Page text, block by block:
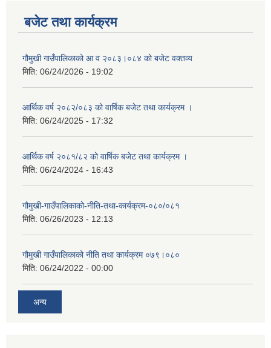
बजेट तथा कार्यक्रम
गौमुखी गाउँपालिकाको आ व २०८३।०८४ को बजेट वक्तव्य
मिति: 06/24/2026 - 19:02
आर्थिक वर्ष २०८२/०८३ को वार्षिक बजेट तथा कार्यक्रम ।
मिति: 06/24/2025 - 17:32
आर्थिक वर्ष २०८१/८२ को वार्षिक बजेट तथा कार्यक्रम ।
मिति: 06/24/2024 - 16:43
गौमुखी-गाउँपालिकाको-नीति-तथा-कार्यक्रम-०८०/०८१
मिति: 06/26/2023 - 12:13
गौमुखी गाउँपालिकाको नीति तथा कार्यक्रम ०७९।०८०
मिति: 06/24/2022 - 00:00
अन्य